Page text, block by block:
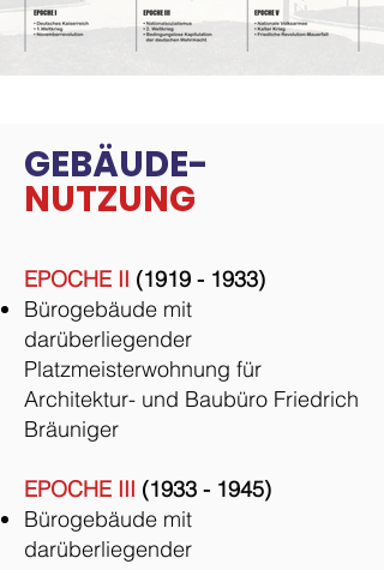
GEBÄUDE-
NUTZUNG
EPOCHE II (1919 - 1933)
Bürogebäude mit
darüberliegender
Platzmeisterwohnung für
Architektur- und Baubüro Friedrich
Bräuniger
EPOCHE III (1933 - 1945)
Bürogebäude mit
darüberliegender